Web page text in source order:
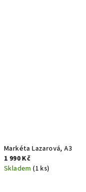
Markéta Lazarová, A3
1 990 Kč
Skladem(1 ks)